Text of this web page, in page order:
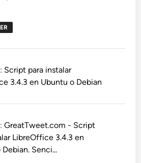
Script para instalar
3.4.3 en Ubuntu o Debian
GreatTweet.com - Script
LibreOffice 3.4.3 en
Senci...